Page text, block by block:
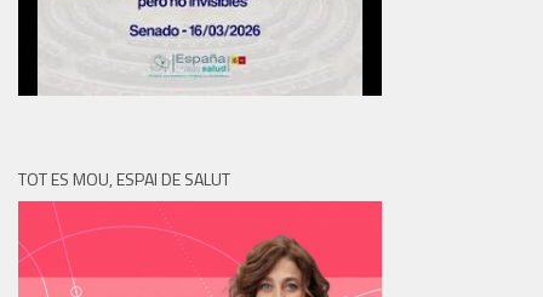
TOT ES MOU, ESPAI DE SALUT